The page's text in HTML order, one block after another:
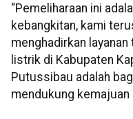
“Pemeliharaan ini
kebangkitan, kami
menghadirkan
listrik di Kabupaten
Putussibau adalah
mendukung kemajuan